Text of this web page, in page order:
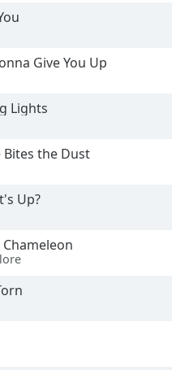
Give You Up
Lights
the Dust
Up?